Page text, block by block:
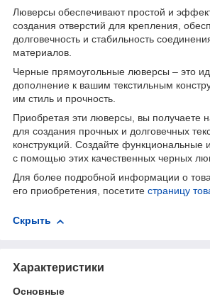
Люверсы обеспечивают простой и
создания отверстий для крепления,
долговечность и стабильность
материалов.
Черные прямоугольные люверсы – это
дополнение к вашим текстильным
им стиль и прочность.
Приобретая эти люверсы, вы получаете
для создания прочных и долговечных
конструкций. Создайте функциональные
с помощью этих качественных черных
Для более подробной информации о
его приобретения, посетите страницу
Скрыть
Характеристики
Основные